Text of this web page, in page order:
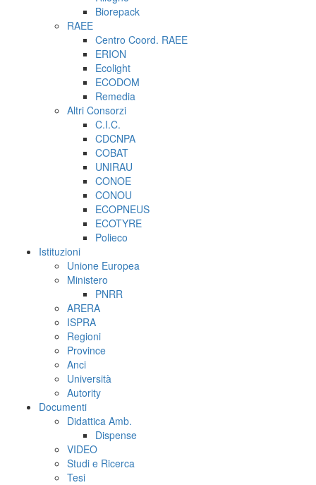
Biorepack
RAEE
Centro Coord. RAEE
ERION
Ecolight
ECODOM
Remedia
Altri Consorzi
C.I.C.
CDCNPA
COBAT
UNIRAU
CONOE
CONOU
ECOPNEUS
ECOTYRE
Polieco
Istituzioni
Unione Europea
Ministero
PNRR
ARERA
ISPRA
Regioni
Province
Anci
Università
Autority
Documenti
Didattica Amb.
Dispense
VIDEO
Studi e Ricerca
Tesi